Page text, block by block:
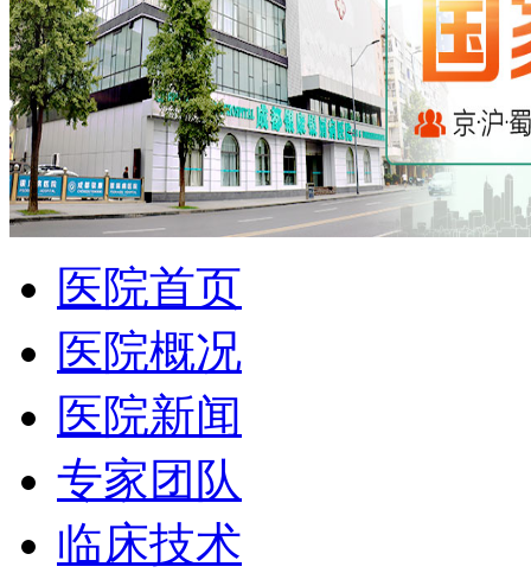
医院首页
医院概况
医院新闻
专家团队
临床技术